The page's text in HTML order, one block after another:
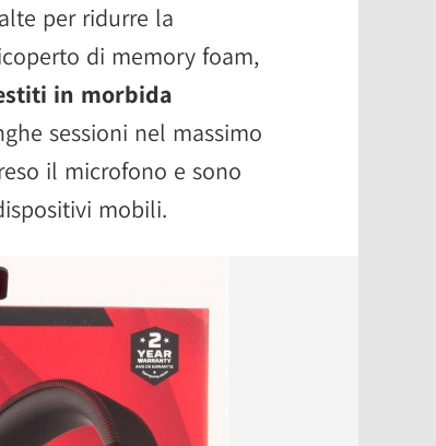
per ridurre la
di memory foam,
in morbida
sessioni nel massimo
il microfono e sono
mobili.